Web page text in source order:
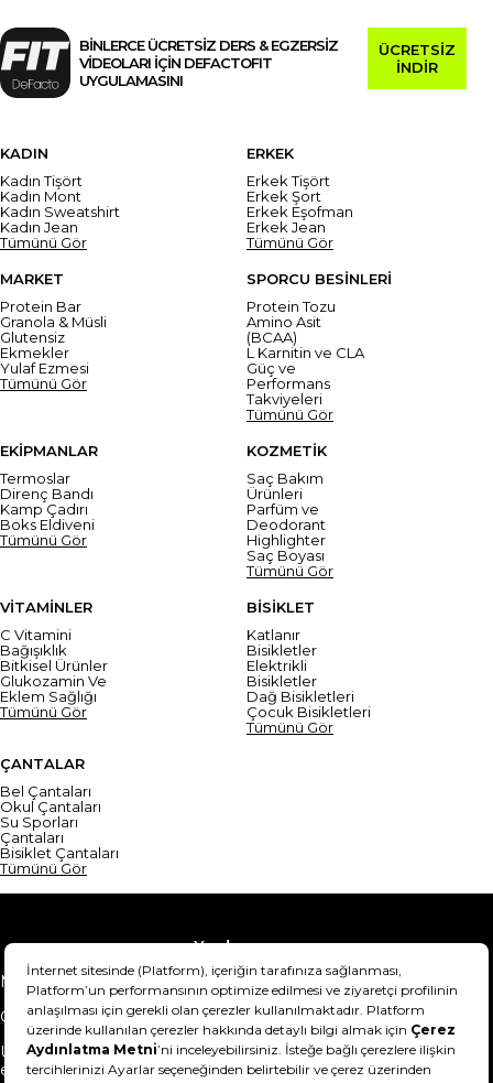
BİNLERCE ÜCRETSİZ DERS & EGZERSİZ
VİDEOLARI İÇİN DEFACTOFIT
UYGULAMASINI
ÜCRETSİZ
İNDİR
KADIN
Kadın Tişört
Kadın Mont
Kadın Sweatshirt
Kadın Jean
Tümünü Gör
ERKEK
Erkek Tişört
Erkek Şort
Erkek Eşofman
Erkek Jean
Tümünü Gör
MARKET
Protein Bar
Granola & Müsli
Glutensiz
Ekmekler
Yulaf Ezmesi
Tümünü Gör
SPORCU BESİNLERİ
Protein Tozu
Amino Asit
(BCAA)
L Karnitin ve CLA
Güç ve
Performans
Takviyeleri
Tümünü Gör
EKİPMANLAR
Termoslar
Direnç Bandı
Kamp Çadırı
Boks Eldiveni
Tümünü Gör
KOZMETİK
Saç Bakım
Ürünleri
Parfüm ve
Deodorant
Highlighter
Saç Boyası
Tümünü Gör
VİTAMİNLER
C Vitamini
Bağışıklık
Bitkisel Ürünler
Glukozamin Ve
Eklem Sağlığı
Tümünü Gör
BİSİKLET
Katlanır
Bisikletler
Elektrikli
Bisikletler
Dağ Bisikletleri
Çocuk Bisikletleri
Tümünü Gör
ÇANTALAR
Bel Çantaları
Okul Çantaları
Su Sporları
Çantaları
Bisiklet Çantaları
Tümünü Gör
Yardım
Mesafeli Satış Sözleşmesi
Teslimat Bilgisi
Gizlilik Sözleşmesi
Şartlar & Koşullar
Ürünümü nasıl iade
edebilirim?
Hakkımızda